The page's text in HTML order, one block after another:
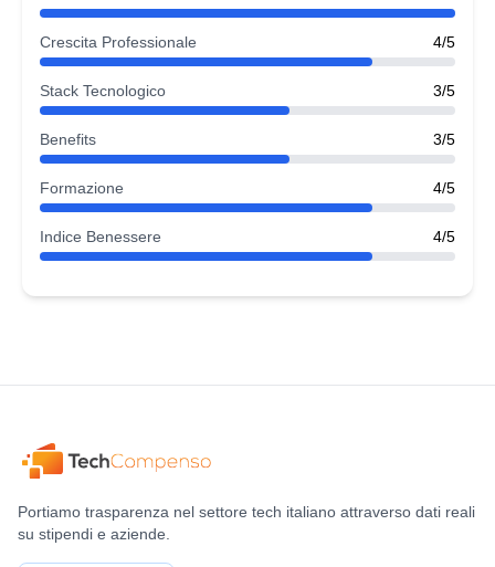
Crescita Professionale 4/5
Stack Tecnologico 3/5
Benefits 3/5
Formazione 4/5
Indice Benessere 4/5
Portiamo trasparenza nel settore tech italiano attraverso dati reali
su stipendi e aziende.